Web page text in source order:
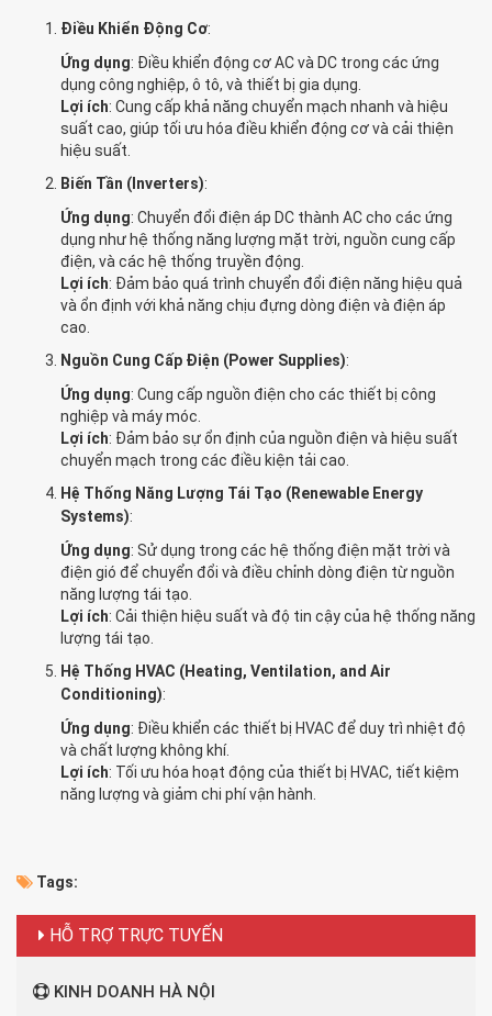
Điều Khiển Động Cơ:
Ứng dụng: Điều khiển động cơ AC và DC trong các ứng
dụng công nghiệp, ô tô, và thiết bị gia dụng.
Lợi ích: Cung cấp khả năng chuyển mạch nhanh và hiệu
suất cao, giúp tối ưu hóa điều khiển động cơ và cải thiện
hiệu suất.
Biến Tần (Inverters):
Ứng dụng: Chuyển đổi điện áp DC thành AC cho các ứng
dụng như hệ thống năng lượng mặt trời, nguồn cung cấp
điện, và các hệ thống truyền động.
Lợi ích: Đảm bảo quá trình chuyển đổi điện năng hiệu quả
và ổn định với khả năng chịu đựng dòng điện và điện áp
cao.
Nguồn Cung Cấp Điện (Power Supplies):
Ứng dụng: Cung cấp nguồn điện cho các thiết bị công
nghiệp và máy móc.
Lợi ích: Đảm bảo sự ổn định của nguồn điện và hiệu suất
chuyển mạch trong các điều kiện tải cao.
Hệ Thống Năng Lượng Tái Tạo (Renewable Energy
Systems):
Ứng dụng: Sử dụng trong các hệ thống điện mặt trời và
điện gió để chuyển đổi và điều chỉnh dòng điện từ nguồn
năng lượng tái tạo.
Lợi ích: Cải thiện hiệu suất và độ tin cậy của hệ thống năng
lượng tái tạo.
Hệ Thống HVAC (Heating, Ventilation, and Air
Conditioning):
Ứng dụng: Điều khiển các thiết bị HVAC để duy trì nhiệt độ
và chất lượng không khí.
Lợi ích: Tối ưu hóa hoạt động của thiết bị HVAC, tiết kiệm
năng lượng và giảm chi phí vận hành.
Tags:
HỖ TRỢ TRỰC TUYẾN
KINH DOANH HÀ NỘI